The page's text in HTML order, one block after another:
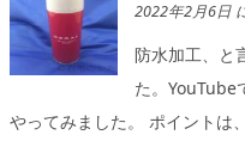
2022年2月6日
防水加工、と
た。YouTube
やってみました。 ポイントは